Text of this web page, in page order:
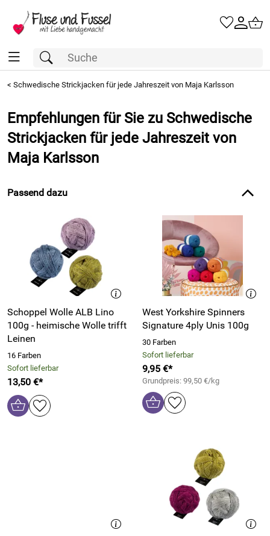
< Schwedische Strickjacken für jede Jahreszeit von Maja Karlsson
Empfehlungen für Sie zu Schwedische
Strickjacken für jede Jahreszeit von
Maja Karlsson
Passend dazu
Schoppel Wolle ALB Lino
100g - heimische Wolle trifft
Leinen
16 Farben
Sofort lieferbar
13,50 €*
West Yorkshire Spinners
Signature 4ply Unis 100g
30 Farben
Sofort lieferbar
9,95 €*
Grundpreis: 99,50 €/kg